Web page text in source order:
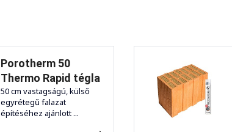
Porotherm 50
Thermo Rapid tégla
50 cm vastagságú, külső
egyrétegű falazat
építéséhez ajánlott ...